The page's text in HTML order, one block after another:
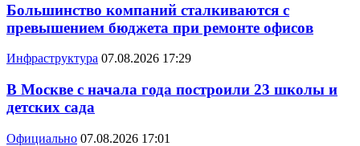
Большинство компаний сталкиваются с
превышением бюджета при ремонте офисов
Инфраструктура 07.08.2026 17:29
В Москве с начала года построили 23 школы и
детских сада
Официально 07.08.2026 17:01